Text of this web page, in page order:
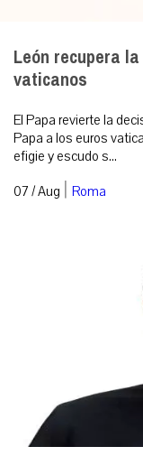
León recupera
vaticanos
El Papa revierte la
Papa a los euros
efigie y escudo s...
07 / Aug | Roma